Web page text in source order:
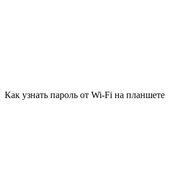
Как узнать пароль от Wi-Fi на планшете